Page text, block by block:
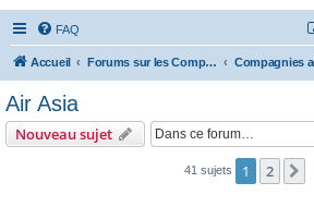
FAQ
Accueil Forums sur les Compagnies Aériennes
Air Asia
Nouveau sujet
41 sujets 1 2